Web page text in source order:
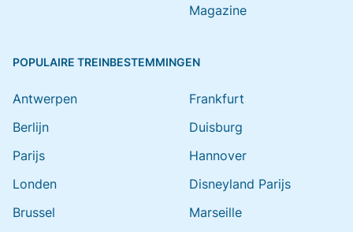
Magazine
POPULAIRE TREINBESTEMMINGEN
Antwerpen
Berlijn
Parijs
Londen
Brussel
Frankfurt
Duisburg
Hannover
Disneyland Parijs
Marseille